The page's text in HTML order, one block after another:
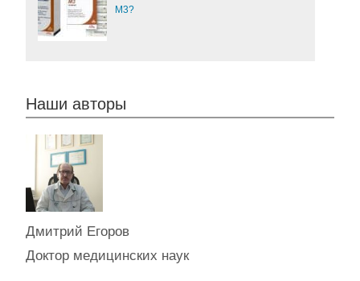
М3?
Наши авторы
Дмитрий Егоров
Доктор медицинских наук